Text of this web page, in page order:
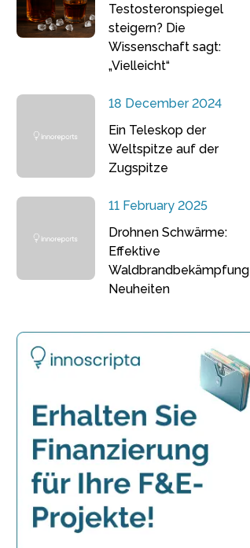
Testosteronspiegel
steigern? Die
Wissenschaft sagt:
„Vielleicht“
18 December 2024
Ein Teleskop der
Weltspitze auf der
Zugspitze
11 February 2025
Drohnen Schwärme:
Effektive
Waldbrandbekämpfung
Neuheiten